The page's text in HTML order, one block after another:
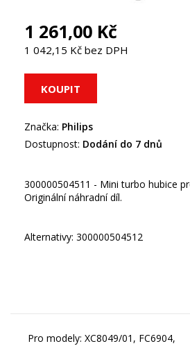
1 261,00 Kč
1 042,15 Kč bez DPH
Značka: Philips
Dostupnost: Dodání do 7 dnů
300000504511 - Mini turbo hubice
Originální náhradní díl.
Alternativy: 300000504512
Pro modely: XC8049/01, FC6904,